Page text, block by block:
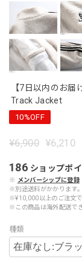
【7日以内のお
Track Jacket
10%OFF
¥6,900 ¥6,210
186 ショップポ
※ メンバーシップに登録
※別途送料がかかります。
※¥10,000以上のご注文で
※この商品は海外配送でき
種類